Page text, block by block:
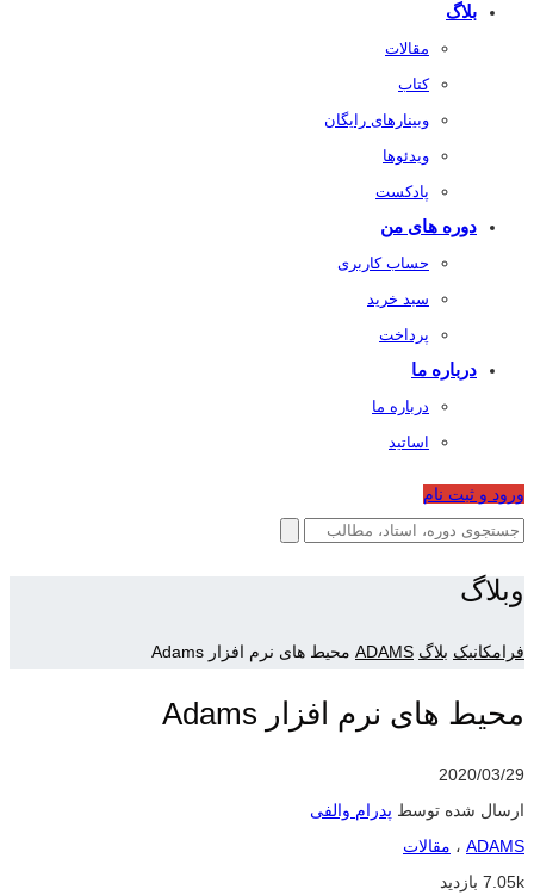
بلاگ
مقالات
کتاب
وبینارهای رایگان
ویدئوها
پادکست
دوره های من
حساب کاربری
سبد خرید
پرداخت
درباره ما
درباره ما
اساتید
ورود و ثبت نام
وبلاگ
فرامکانیک بلاگ ADAMS محیط های نرم افزار Adams
محیط های نرم افزار Adams
2020/03/29
ارسال شده توسط پدرام والفی
ADAMS ، مقالات
7.05k بازدید